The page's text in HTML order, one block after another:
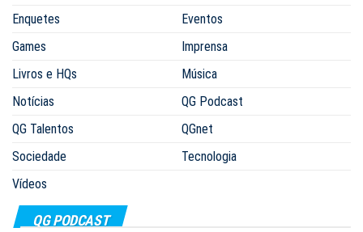
Enquetes
Eventos
Games
Imprensa
Livros e HQs
Música
Notícias
QG Podcast
QG Talentos
QGnet
Sociedade
Tecnologia
Vídeos
QG PODCAST